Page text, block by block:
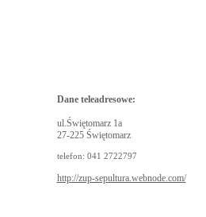
Dane teleadresowe:
ul.Świętomarz 1a
27-225 Świętomarz
telefon: 041 2722797
http://zup-sepultura.webnode.com/